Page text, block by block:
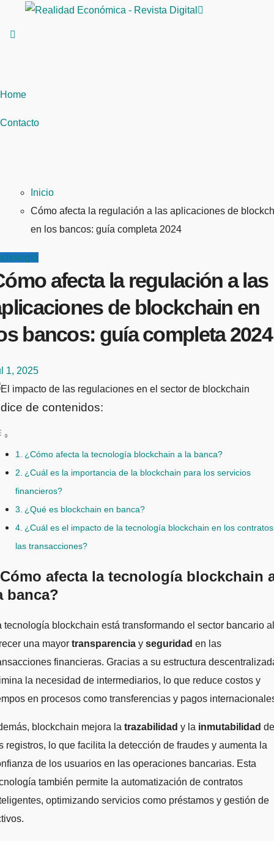
Home
Contacto
Inicio
Cómo afecta la regulación a las aplicaciones de
en los bancos: guía completa 2024
afecta la regulación a las
de blockchain en
bancos: guía completa 2024
1, 2025
de contenidos:
¿Cómo afecta la tecnología blockchain a la banca?
¿Cuál es la importancia de la blockchain para los servicios
financieros?
¿Qué es blockchain en banca?
¿Cuál es el impacto de la tecnología blockchain en los
las transacciones?
afecta la tecnología blockchain
banca?
una mayor transparencia y seguridad en las
financieras. Gracias a su estructura
la necesidad de intermediarios, lo que reduce costos y
en procesos como transferencias y pagos
blockchain mejora la trazabilidad y la inmutabilidad de
registros, lo que facilita la detección de fraudes y aumenta la
de los usuarios en las operaciones bancarias. Esta
también permite la automatización de contratos
optimizando servicios como préstamos y gestión de